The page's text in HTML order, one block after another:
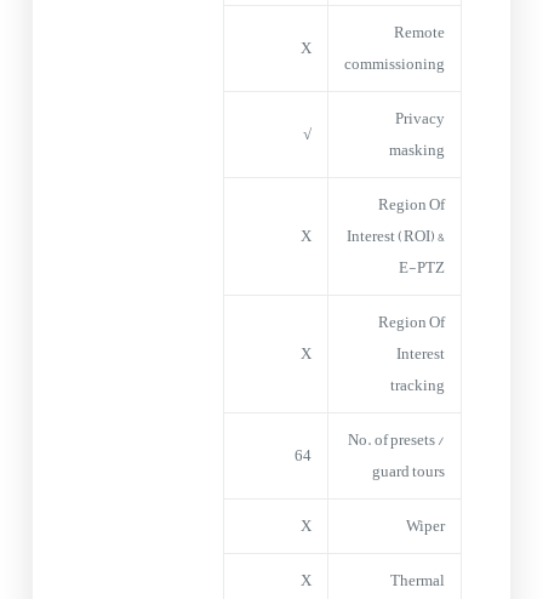
Remote
commissioning
X
Privacy
masking
√
Region Of
Interest (ROI) &
E-PTZ
X
Region Of
Interest
tracking
X
No. of presets /
guard tours
64
Wiper
X
Thermal
X